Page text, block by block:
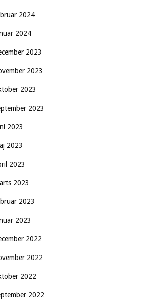
2024
2024
2023
2023
2023
2023
2023
2023
2023
2023
2023
2023
2022
2022
2022
2022